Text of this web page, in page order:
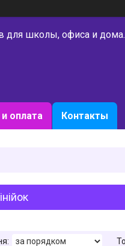
для школы, офиса и дома.
оплата Контакты